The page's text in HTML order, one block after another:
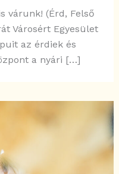
várunk! (Érd, Felső
Városért Egyesület
az érdiek és
a nyári […]